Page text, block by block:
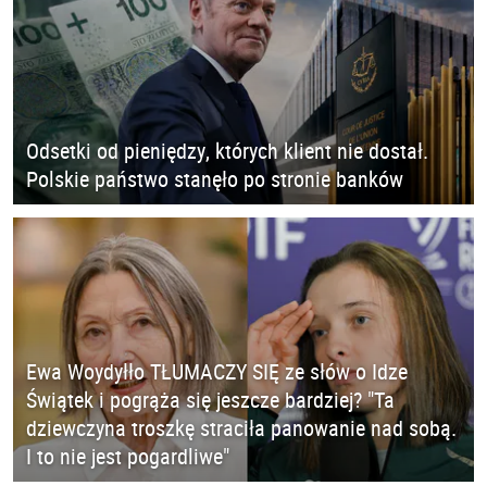
Odsetki od pieniędzy, których klient nie dostał.
Polskie państwo stanęło po stronie banków
Ewa Woydyłło TŁUMACZY SIĘ ze słów o Idze
Świątek i pogrąża się jeszcze bardziej? "Ta
dziewczyna troszkę straciła panowanie nad sobą.
I to nie jest pogardliwe"